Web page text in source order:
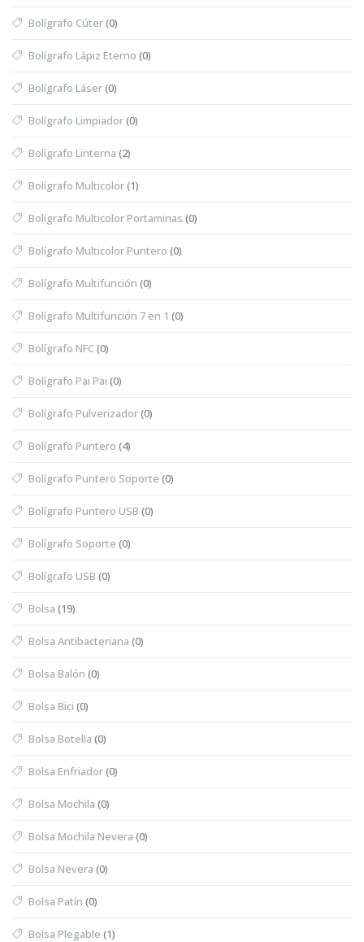
Bolígrafo Cúter(0)
Bolígrafo Lápiz Eterno (0)
Bolígrafo Láser(0)
Bolígrafo Limpiador(0)
Bolígrafo Linterna (2)
Bolígrafo Multicolor(1)
Bolígrafo Multicolor Portaminas (0)
Bolígrafo Multicolor Puntero (0)
Bolígrafo Multifunción (0)
Bolígrafo Multifunción 7 en 1 (0)
Bolígrafo NFC(0)
Bolígrafo Pai Pai (0)
Bolígrafo Pulverizador(0)
Bolígrafo Puntero (4)
Bolígrafo Puntero Soporte (0)
Bolígrafo Puntero USB (0)
Bolígrafo Soporte (0)
Bolígrafo USB (0)
Bolsa (19)
Bolsa Antibacteriana (0)
Bolsa Balón (0)
Bolsa Bici (0)
Bolsa Botella (0)
Bolsa Enfriador(0)
Bolsa Mochila (0)
Bolsa Mochila Nevera (0)
Bolsa Nevera (0)
Bolsa Patín (0)
Bolsa Plegable (1)